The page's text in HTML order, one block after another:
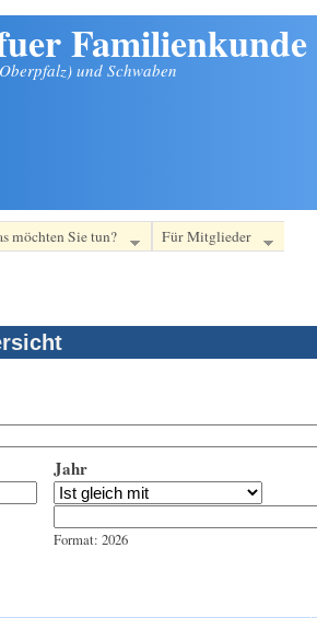
Familienkunde
und Schwaben
möchten Sie tun? Für Mitglieder
Jahr
Format: 2026